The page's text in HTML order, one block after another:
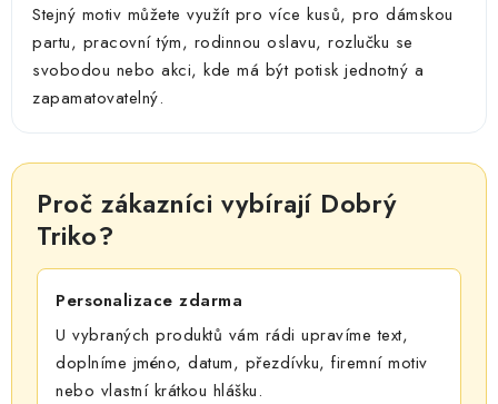
Stejný motiv můžete využít pro více kusů, pro dámskou
partu, pracovní tým, rodinnou oslavu, rozlučku se
svobodou nebo akci, kde má být potisk jednotný a
zapamatovatelný.
Proč zákazníci vybírají Dobrý
Triko?
Personalizace zdarma
U vybraných produktů vám rádi upravíme text,
doplníme jméno, datum, přezdívku, firemní motiv
nebo vlastní krátkou hlášku.